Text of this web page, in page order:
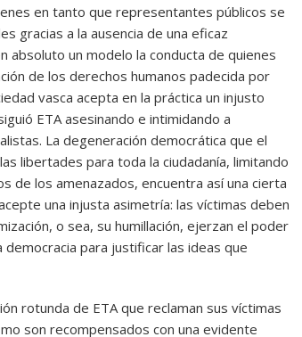
en tanto que representantes públicos se
gracias a la ausencia de una eficaz
absoluto un modelo la conducta de quienes
de los derechos humanos padecida por
vasca acepta en la práctica un injusto
ETA asesinando e intimidando a
La degeneración democrática que el
libertades para toda la ciudadanía, limitando
de los amenazados, encuentra así una cierta
una injusta asimetría: las víctimas deben
o sea, su humillación, ejerzan el poder
para justificar las ideas que
rotunda de ETA que reclaman sus víctimas
son recompensados con una evidente